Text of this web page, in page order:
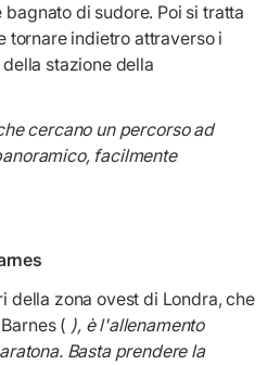
di sudore. Poi si tratta
tornare indietro attraverso i
stazione della
cercano un percorso ad
facilmente
della zona ovest di Londra, che
( ), è l'allenamento
Basta prendere la